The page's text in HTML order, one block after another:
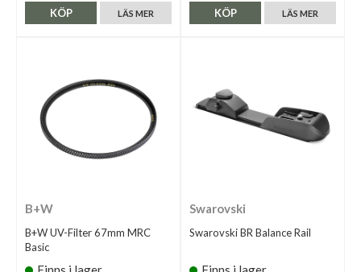
LÄS MER
KÖP LÄS MER
KÖP
B+W
B+W UV-Filter 67mm MRC
Basic
Swarovski
Swarovski BR Balance Rail